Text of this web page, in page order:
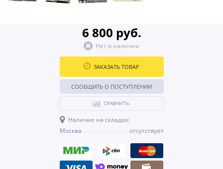
6 800 руб.
Нет в наличии
ЗАКАЗАТЬ ТОВАР
СООБЩИТЬ О ПОСТУПЛЕНИИ
СРАВНИТЬ
Наличие на складах:
Москва
отсутствует